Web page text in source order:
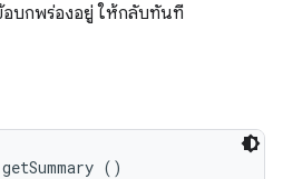
ข้อบกพร่องอยู่ ให้กลับทันที
getSummary ()